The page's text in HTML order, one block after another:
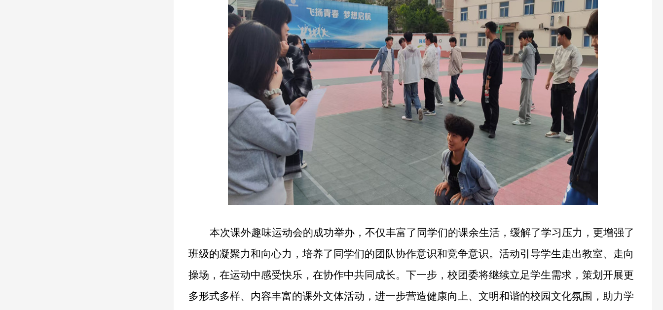
本次课外趣味运动会的成功举办，不仅丰富了同学们的课余生活，缓解了学习压力，更增强了
班级的凝聚力和向心力，培养了同学们的团队协作意识和竞争意识。活动引导学生走出教室、走向
操场，在运动中感受快乐，在协作中共同成长。下一步，校团委将继续立足学生需求，策划开展更
多形式多样、内容丰富的课外文体活动，进一步营造健康向上、文明和谐的校园文化氛围，助力学